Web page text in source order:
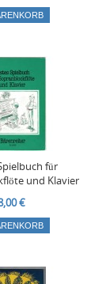
für
und Klavier
€